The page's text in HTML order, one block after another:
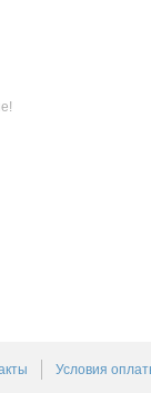
Условия